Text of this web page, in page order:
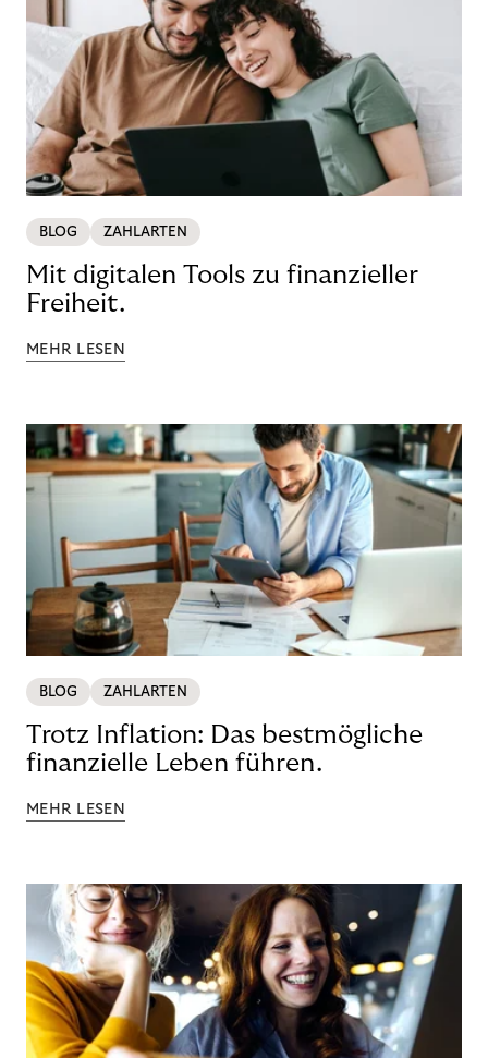
BLOG ZAHLARTEN
Mit digitalen Tools zu finanzieller
Freiheit.
MEHR LESEN
BLOG ZAHLARTEN
Trotz Inflation: Das bestmögliche
finanzielle Leben führen.
MEHR LESEN